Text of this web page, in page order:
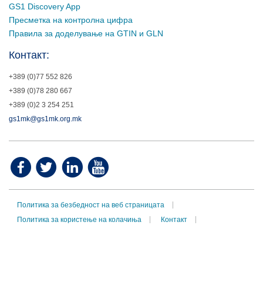
GS1 Discovery App
Пресметка на контролна цифра
Правила за доделување на GTIN и GLN
Контакт:
+389 (0)77 552 826
+389 (0)78 280 667
+389 (0)2 3 254 251
gs1mk@gs1mk.org.mk
Политика за безбедност на веб страницата
Политика за користење на колачиња
Контакт